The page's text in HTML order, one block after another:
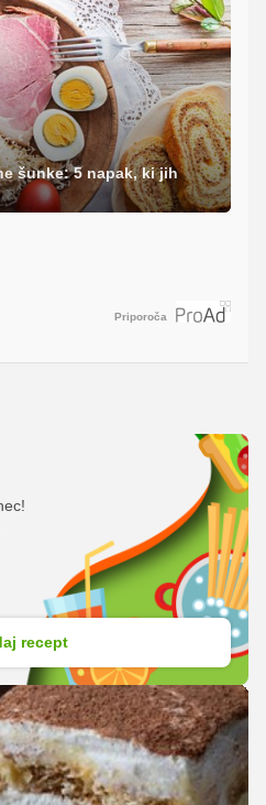
šunke: 5 napak, ki jih
Priporoča
recept